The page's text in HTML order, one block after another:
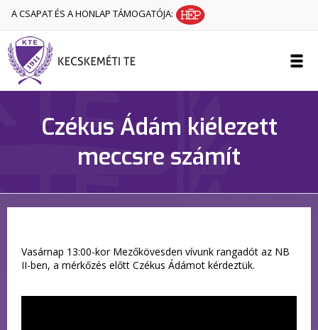
A CSAPAT ÉS A HONLAP TÁMOGATÓJA:
Czékus Ádám kiélezett
meccsre számít
Vasárnap 13:00-kor Mezőkövesden vívunk rangadót az NB
II-ben, a mérkőzés előtt Czékus Ádámot kérdeztük.